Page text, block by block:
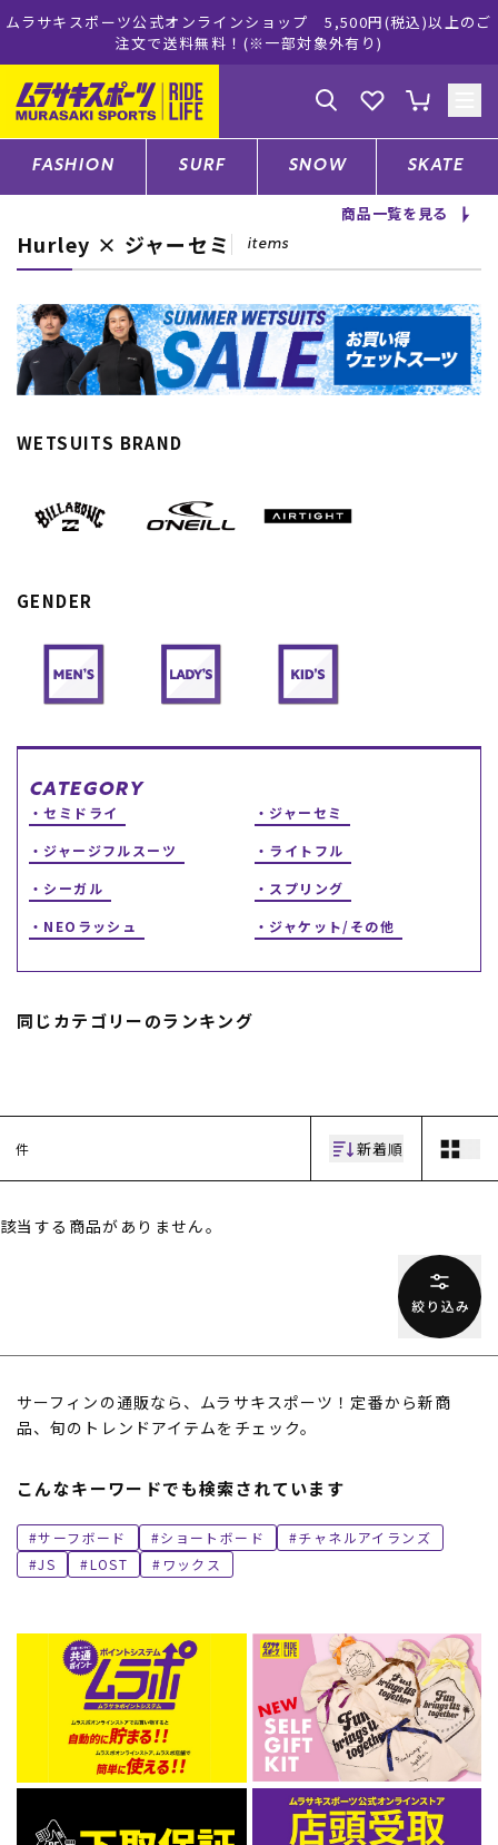
式オンラインショップ 5,500円(税込)以上のご
送料無料！(※一部対象外有り)
ムラサキスポーツ
ゲスト様
ログイン 会員登録
店舗一覧
CATEGORY
スノーTOP
スケートTOP
CONTENTS
ブランド一覧
特集一覧
RIDE LIFE MAGAZINE一
覧
スタッフスナップ
中古/アウトレット サー
フ
中古/アウトレット スノ
ー
SUPPORT
ご利用ガイド
ギフトラッピング
アフターサポート
下取り保証について
よくある質問
店舗一覧
お問い合わせ
ニュース
ムラサキスポーツ 公式アプリ
FASHION SURF SNOW SKATE
商品一覧を見る
Hurley × ジャーセミ items
WETSUITS BRAND
GENDER
CATEGORY
セミドライ
ジャーセミ
ジャージフルスーツ
ライトフル
シーガル
スプリング
NEOラッシュ
ジャケット/その他
同じカテゴリーのランキング
件 新着順
該当する商品がありません。
サーフィンの通販なら、ムラサキスポーツ！定番から新商
品、旬のトレンドアイテムをチェック。
こんなキーワードでも検索されています
サーフボード ショートボード
チャネルアイランズ
JS
LOST ワックス